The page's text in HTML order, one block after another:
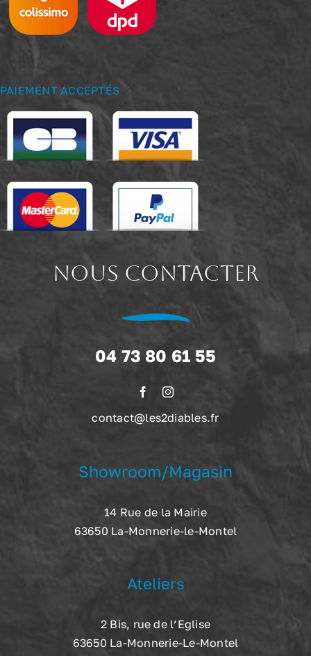
PAIEMENT ACCEPTÉS
NOUS CONTACTER
04 73 80 61 55
contact@les2diables.fr
Showroom/Magasin
14 Rue de la Mairie
63650 La-Monnerie-le-Montel
Ateliers
2 Bis, rue de l’Eglise
63650 La-Monnerie-Le-Montel